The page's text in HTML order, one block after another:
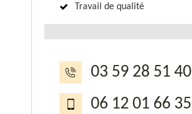
Travail de qualité
03 59 28 51 40
06 12 01 66 35